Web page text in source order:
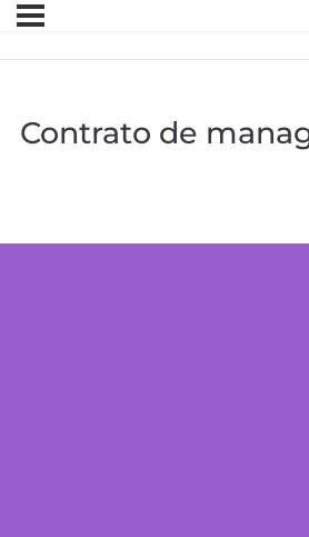
Contrato de